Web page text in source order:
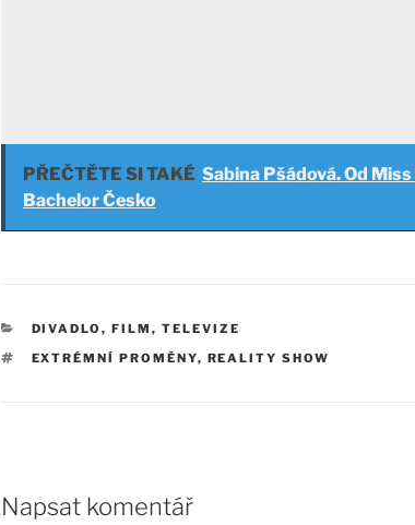
PŘEČTĚTE SI TAKÉ Sabina Pšádová. Od
Bachelor Česko
RUBRIKY
DIVADLO, FILM, TELEVIZE
ŠTÍTKY
EXTRÉMNÍ PROMĚNY, REALITY SHOW
Napsat komentář